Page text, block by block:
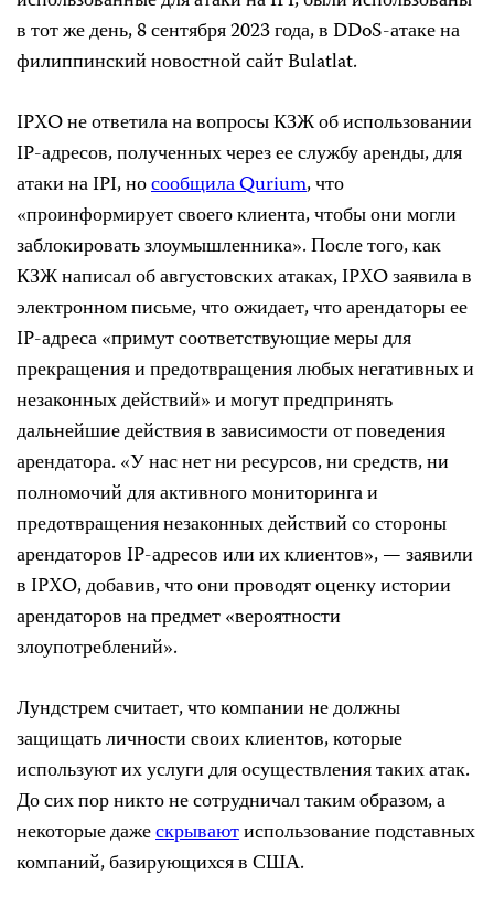
в тот же день, 8 сентября 2023 года, в DDoS-атаке на
филиппинский новостной сайт Bulatlat.
IPXO не ответила на вопросы КЗЖ об использовании
IP-адресов, полученных через ее службу аренды, для
атаки на IPI, носообщила Qurium, что
«проинформирует своего клиента, чтобы они могли
заблокировать злоумышленника». После того, как
КЗЖ написал об августовских атаках, IPXO заявила в
электронном письме, что ожидает, что арендаторы ее
IP-адреса «примут соответствующие меры для
прекращения и предотвращения любых негативных и
незаконных действий» и могут предпринять
дальнейшие действия в зависимости от поведения
арендатора. «У нас нет ни ресурсов, ни средств, ни
полномочий для активного мониторинга и
предотвращения незаконных действий со стороны
арендаторов IP-адресов или их клиентов», — заявили
в IPXO, добавив, что они проводят оценку истории
арендаторов на предмет «вероятности
злоупотреблений».
Лундстрем считает, что компании не должны
защищать личности своих клиентов, которые
используют их услуги для осуществления таких атак.
До сих пор никто не сотрудничал таким образом, а
некоторые дажескрываютиспользование подставных
компаний, базирующихся в США.